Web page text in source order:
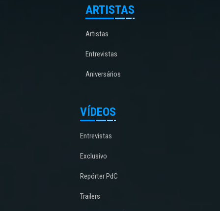
ARTISTAS
Artistas
Entrevistas
Aniversários
VÍDEOS
Entrevistas
Exclusivo
Repórter PdC
Trailers